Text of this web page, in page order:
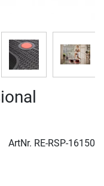
ArtNr. RE-RSP-16150